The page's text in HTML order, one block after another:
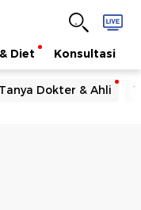
Diet Konsultasi
Tanya Dokter & Ahli